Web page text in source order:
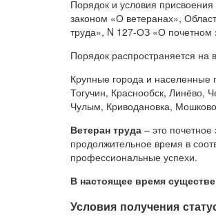
Порядок и условия
законом «О ветеранах»,
труда», N 127-ОЗ «О почетном
Порядок распространяется на
Крупные города и населенные
Тогучин, Краснообск, Линёво,
Чулым, Криводановка,
Ветеран труда – это
продолжительное время в
профессиональные успехи.
В настоящее время
Условия получения